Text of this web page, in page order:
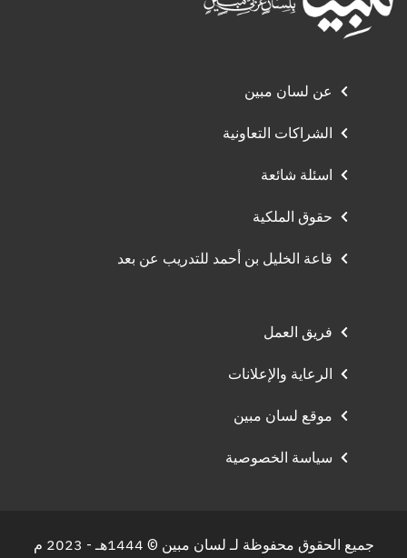
عن لسان مبين
الشراكات التعاونية
اسئلة شائعة
حقوق الملكية
قاعة الخليل بن أحمد للتدريب عن بعد
فريق العمل
الرعاية والإعلانات
موقع لسان مبين
سياسة الخصوصية
جميع الحقوق محفوظة لـ لسان مبين © 1444هـ - 2023 م